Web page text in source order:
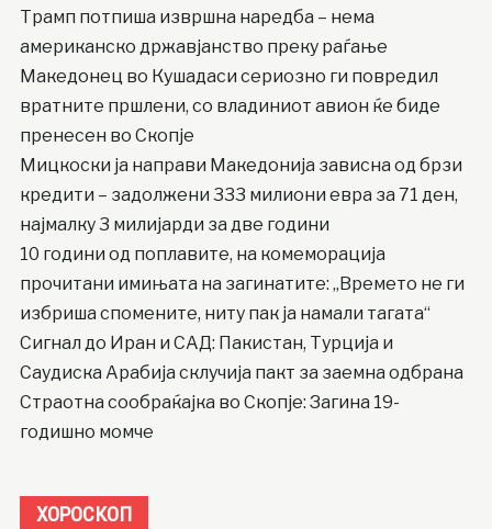
Трамп потпиша извршна наредба – нема
американско државјанство преку раѓање
Македонец во Кушадаси сериозно ги повредил
вратните пршлени, со владиниот авион ќе биде
пренесен во Скопје
Мицкоски ја направи Македонија зависна од брзи
кредити – задолжени 333 милиони евра за 71 ден,
најмалку 3 милијарди за две години
10 години од поплавите, на комеморација
прочитани имињата на загинатите: „Времето не ги
избриша спомените, ниту пак ја намали тагата“
Сигнал до Иран и САД: Пакистан, Турција и
Саудиска Арабија склучија пакт за заемна одбрана
Страотна сообраќајка во Скопје: Загина 19-
годишно момче
ХОРОСКОП